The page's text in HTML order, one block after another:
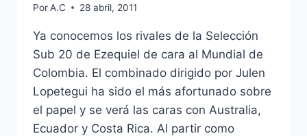
PorA.C 28 abril, 2011
Ya conocemos los rivales de la Selección
Sub 20 de Ezequiel de cara al Mundial de
Colombia. El combinado dirigido por Julen
Lopetegui ha sido el más afortunado sobre
el papel y se verá las caras con Australia,
Ecuador y Costa Rica. Al partir como